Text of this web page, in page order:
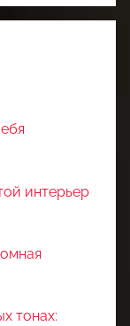
интерьер
тонах: